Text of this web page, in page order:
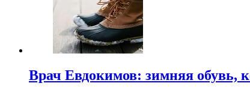
Врач Евдокимов: зимняя обувь,